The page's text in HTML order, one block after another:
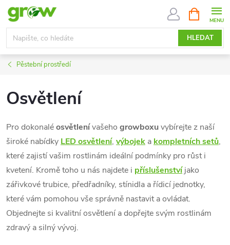
Přejít
obsah
HLEDAT
NÁKUPNÍ
KOŠÍK
Pěstební prostředí
Osvětlení
Pro dokonaléosvětlenívašeho growboxuvybírejte z naší
široké nabídky LED osvětlení, výbojek a kompletních setů,
které zajistí vašim rostlinám ideální podmínky pro růst i
kvetení. Kromě toho u nás najdete i příslušenstvíjako
zářivkové trubice, předřadníky, stínidla a řídicí jednotky,
které vám pomohou vše správně nastavit a ovládat.
Objednejte si kvalitní osvětlení a dopřejte svým rostlinám
zdravý a silný vývoj.